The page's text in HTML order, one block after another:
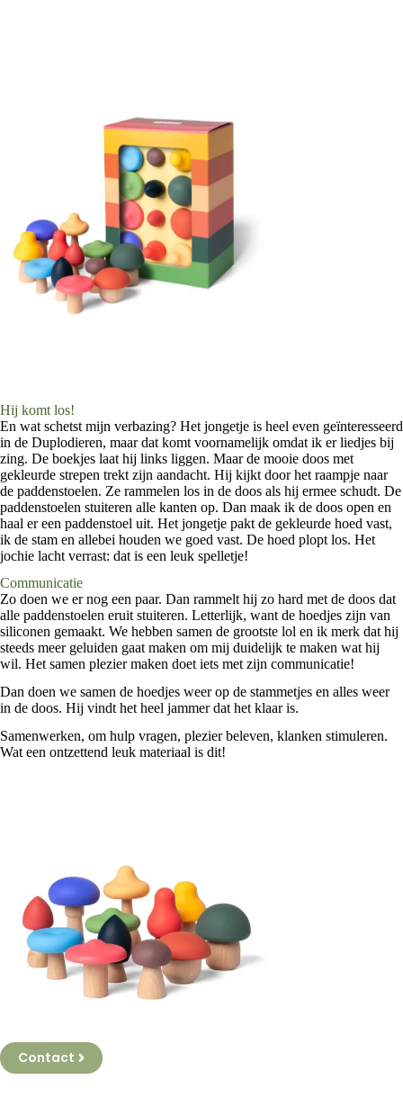
Hij komt los!
En wat schetst mijn verbazing? Het jongetje is heel even geïnteresseerd
in de Duplodieren, maar dat komt voornamelijk omdat ik er liedjes bij
zing. De boekjes laat hij links liggen. Maar de mooie doos met
gekleurde strepen trekt zijn aandacht. Hij kijkt door het raampje naar
de paddenstoelen. Ze rammelen los in de doos als hij ermee schudt. De
paddenstoelen stuiteren alle kanten op. Dan maak ik de doos open en
haal er een paddenstoel uit. Het jongetje pakt de gekleurde hoed vast,
ik de stam en allebei houden we goed vast. De hoed plopt los. Het
jochie lacht verrast: dat is een leuk spelletje!
Communicatie
Zo doen we er nog een paar. Dan rammelt hij zo hard met de doos dat
alle paddenstoelen eruit stuiteren. Letterlijk, want de hoedjes zijn van
siliconen gemaakt. We hebben samen de grootste lol en ik merk dat hij
steeds meer geluiden gaat maken om mij duidelijk te maken wat hij
wil. Het samen plezier maken doet iets met zijn communicatie!
Dan doen we samen de hoedjes weer op de stammetjes en alles weer
in de doos. Hij vindt het heel jammer dat het klaar is.
Samenwerken, om hulp vragen, plezier beleven, klanken stimuleren.
Wat een ontzettend leuk materiaal is dit!
Contact